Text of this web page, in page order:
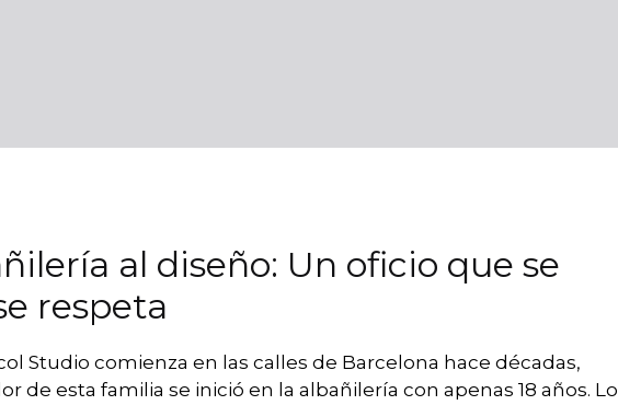
al diseño: Un oficio que se
respeta
Studio comienza en las calles de Barcelona hace décadas,
de esta familia se inició en la albañilería con apenas 18 años. Lo